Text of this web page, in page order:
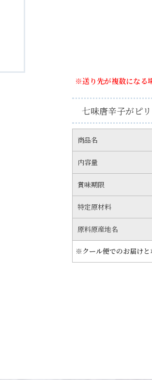
※送り先が複数になる
七味唐辛子がピ
商品名
内容量
賞味期限
特定原材料
原料原産地名
※クール便でのお届けと